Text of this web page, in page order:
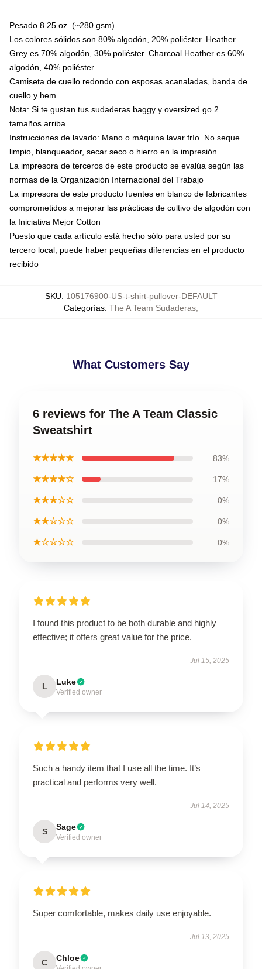
Pesado 8.25 oz. (~280 gsm)
Los colores sólidos son 80% algodón, 20% poliéster. Heather
Grey es 70% algodón, 30% poliéster. Charcoal Heather es 60%
algodón, 40% poliéster
Camiseta de cuello redondo con esposas acanaladas, banda de
cuello y hem
Nota: Si te gustan tus sudaderas baggy y oversized go 2
tamaños arriba
Instrucciones de lavado: Mano o máquina lavar frío. No seque
limpio, blanqueador, secar seco o hierro en la impresión
La impresora de terceros de este producto se evalúa según las
normas de la Organización Internacional del Trabajo
La impresora de este producto fuentes en blanco de fabricantes
comprometidos a mejorar las prácticas de cultivo de algodón con
la Iniciativa Mejor Cotton
Puesto que cada artículo está hecho sólo para usted por su
tercero local, puede haber pequeñas diferencias en el producto
recibido
SKU: 105176900-US-t-shirt-pullover-DEFAULT
Categorías: The A Team Sudaderas
What Customers Say
6 reviews for The A Team Classic
Sweatshirt
★★★★★ 83%
★★★★☆ 17%
★★★☆☆ 0%
★★☆☆☆ 0%
★☆☆☆☆ 0%
I found this product to be both durable and highly
effective; it offers great value for the price.
Jul 15, 2025
L Luke
Verified owner
Such a handy item that I use all the time. It’s
practical and performs very well.
Jul 14, 2025
S Sage
Verified owner
Super comfortable, makes daily use enjoyable.
Jul 13, 2025
C Chloe